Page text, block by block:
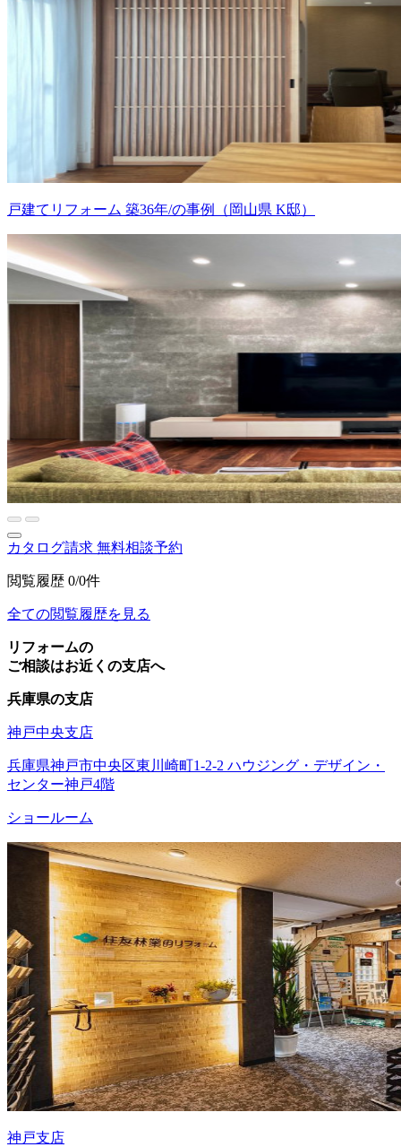
戸建てリフォーム 築36年/の事例（岡山県 K邸）
カタログ請求 無料相談予約
閲覧履歴 0/0件
全ての閲覧履歴を見る
リフォームの
ご相談はお近くの支店へ
兵庫県の支店
神戸中央支店
兵庫県神戸市中央区東川崎町1-2-2 ハウジング・デザイン・
センター神戸4階
ショールーム
神戸支店